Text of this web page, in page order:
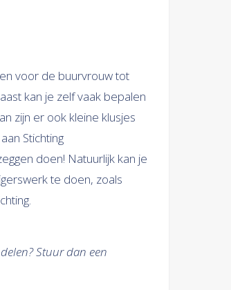
voor de buurvrouw tot
kan je zelf vaak bepalen
zijn er ook kleine klusjes
Stichting
doen! Natuurlijk kan je
te doen, zoals
Stuur dan een